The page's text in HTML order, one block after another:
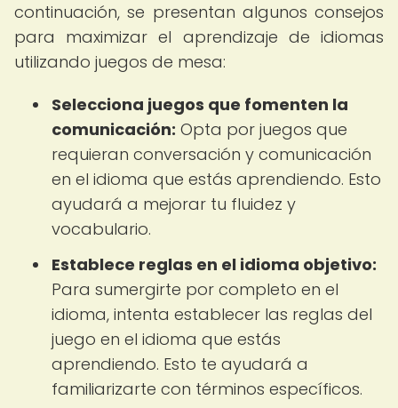
continuación, se presentan algunos consejos
para maximizar el aprendizaje de idiomas
utilizando juegos de mesa:
Selecciona juegos que fomenten la
comunicación: Opta por juegos que
requieran conversación y comunicación
en el idioma que estás aprendiendo. Esto
ayudará a mejorar tu fluidez y
vocabulario.
Establece reglas en el idioma objetivo:
Para sumergirte por completo en el
idioma, intenta establecer las reglas del
juego en el idioma que estás
aprendiendo. Esto te ayudará a
familiarizarte con términos específicos.